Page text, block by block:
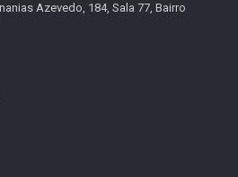
Azevedo, 184, Sala 77, Bairro